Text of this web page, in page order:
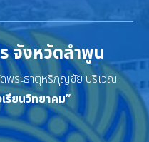
จังหวัดลำพูน
พระธาตุหริภุญชัย บริเวณ
เรียนวิทยาคม”